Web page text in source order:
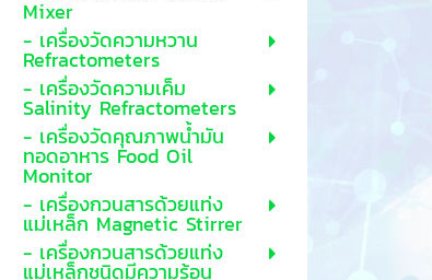
Mixer
- เครื่องวัดความหวาน
Refractometers
- เครื่องวัดความเค็ม
Salinity Refractometers
- เครื่องวัดคุณภาพน้ำมัน
ทอดอาหาร Food Oil
Monitor
- เครื่องกวนสารด้วยแท่ง
แม่เหล็ก Magnetic Stirrer
- เครื่องกวนสารด้วยแท่ง
แม่เหล็กชนิดมีความร้อน